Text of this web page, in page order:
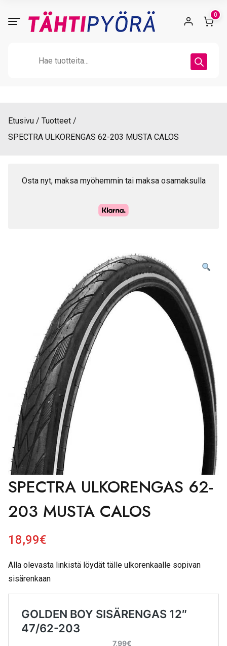
0
Etusivu
Tuotteet
SPECTRA ULKORENGAS 62-203 MUSTA CALOS
Osta nyt, maksa myöhemmin tai maksa osamaksulla
SPECTRA ULKORENGAS 62-
203 MUSTA CALOS
18,99€
Alla olevasta linkistä löydät tälle ulkorenkaalle sopivan
sisärenkaan